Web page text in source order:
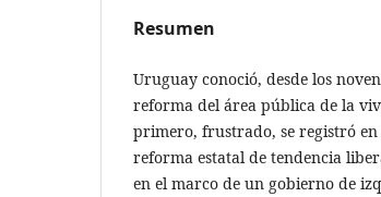
Resumen
Uruguay conoció, desde los
reforma del área pública de la
primero, frustrado, se registró
reforma estatal de tendencia
en el marco de un gobierno de